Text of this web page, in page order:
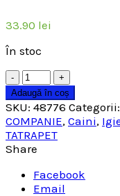
33.90 lei
În stoc
Cantitate
Adaugă în coș
SKU: 48776 Categorii:
COMPANIE, Caini,
TATRAPET
Share
Facebook
Email